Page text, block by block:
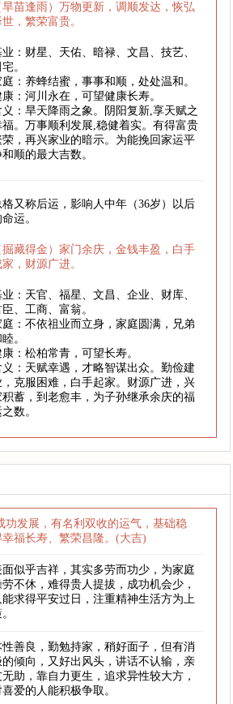
旱苗逢雨）万物更新，调顺发达，恢弘
世，繁荣富贵。
业：财星、天佑、暗禄、文昌、技艺、
。
庭：养蜂结蜜，事事和顺，处处温和。
康：河川永在，可望健康长寿。
义：旱天降雨之象。阴阳复新,享天赋之
福。万事顺利发展,稳健着实。有得富贵
荣，再兴家业的暗示。为能挽回家运平
和顺的最大吉数。
格又称后运，影响人中年（36岁）以后
运。
掘藏得金）家门余庆，金钱丰盈，白手
家，财源广进。
业：天官、福星、文昌、企业、财库、
臣、工商、富翁。
庭：不依祖业而立身，家庭圆满，兄弟
。
康：松柏常青，可望长寿。
义：天赋幸遇，才略智谋出众。勤俭建
，克服困难，白手起家。财源广进，兴
积蓄，到老愈丰，为子孙继承余庆的福
数。
功发展，有名利双收的运气，基础稳
福长寿、繁荣昌隆。(大吉)
面似乎吉祥，其实多劳而功少，为家庭
劳不休，难得贵人提拔，成功机会少，
能求得平安过日，注重精神生活方为上
性善良，勤勉持家，稍好面子，但有消
的倾向，又好出风头，讲话不认输，亲
无助，靠自力更生，追求异性较大方，
喜爱的人能积极争取。